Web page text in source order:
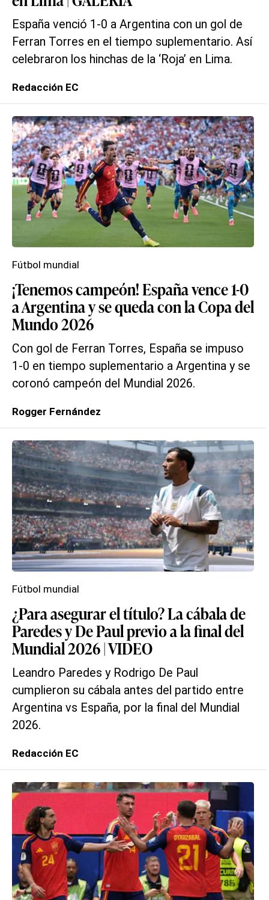
España venció 1-0 a Argentina con un gol de
Ferran Torres en el tiempo suplementario. Así
celebraron los hinchas de la ‘Roja’ en Lima.
Redacción EC
¡Tenemos campeón! España vence 1-0
a Argentina y se queda con la Copa del
Mundo 2026
Con gol de Ferran Torres, España se impuso
1-0 en tiempo suplementario a Argentina y se
coronó campeón del Mundial 2026.
Fútbol mundial
Rogger Fernández
¿Para asegurar el título? La cábala de
Paredes y De Paul previo a la final del
Mundial 2026 | VIDEO
Leandro Paredes y Rodrigo De Paul
cumplieron su cábala antes del partido entre
Argentina vs España, por la final del Mundial
2026.
Fútbol mundial
Redacción EC